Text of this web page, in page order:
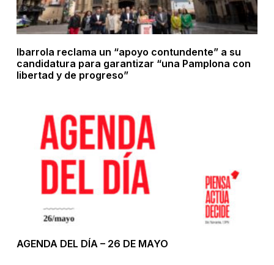
Ibarrola reclama un “apoyo contundente” a su
candidatura para garantizar “una Pamplona con
libertad y de progreso”
AGENDA DEL DÍA – 26 DE MAYO